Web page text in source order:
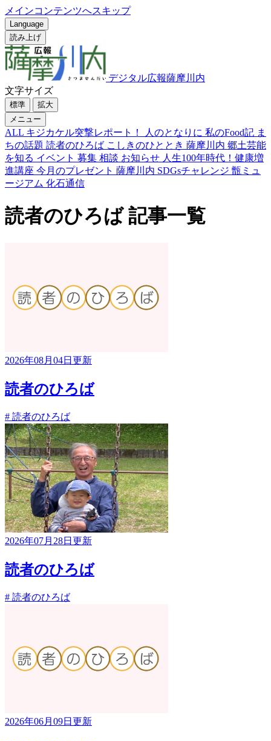
メインコンテンツへスキップ
Language
読み上げ
デジタル広報薩摩川内
文字サイズ
標準
拡大
メニュー
ALL キジカケル突撃レポート！ 人のとなりに 私のFood記 ま
ちの話題 読者のひろば こしきのひととき 薩摩川内 郷土芸能
を知る イベント 募集 相談 お知らせ 人生100年時代！健康増
進講座 今月のプレゼント 薩摩川内 SDGsチャレンジ 甑ミュ
ージアム 化石通信
読者のひろば 記事一覧
2026年08月04日更新
読者のひろば
# 読者のひろば
2026年07月28日更新
読者のひろば
# 読者のひろば
2026年06月09日更新